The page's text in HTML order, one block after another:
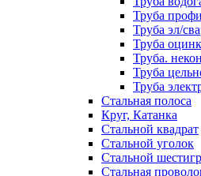
Труба
Труба эл/
Труба
Труба.
Труба
Труба
Стальная полоса
Круг, Катанка
Стальной квадрат
Стальной уголок
Стальной
Стальная